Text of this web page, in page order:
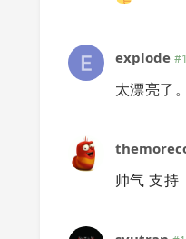
explode
太漂亮了
帅气 支持